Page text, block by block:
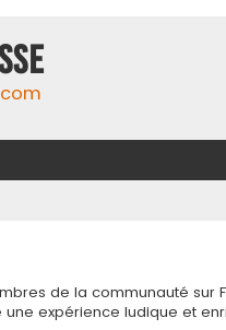
de la communauté sur
expérience ludique et